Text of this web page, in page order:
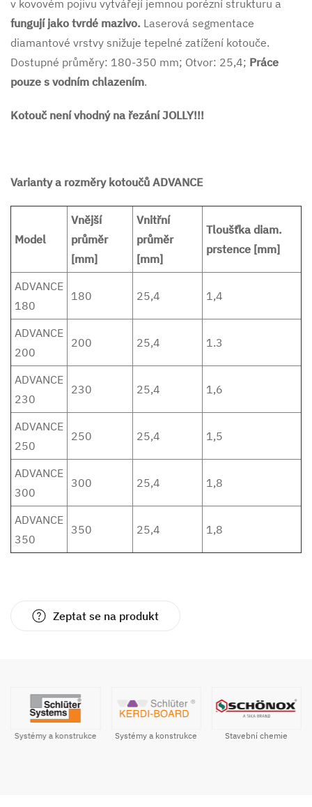
v kovovém pojivu vytvářejí jemnou porézní strukturu a
fungují jako tvrdé mazivo. Laserová segmentace
diamantové vrstvy snižuje tepelné zatížení kotouče.
Dostupné průměry: 180-350 mm; Otvor: 25,4; Práce
pouze s vodním chlazením.
Kotouč není vhodný na řezání JOLLY!!!
Varianty a rozměry kotoučů ADVANCE
Model
Vnější
průměr
[mm]
Vnitřní
průměr
[mm]
Tloušťka diam.
prstence [mm]
ADVANCE
180
180 25,4 1,4
ADVANCE
200
200 25,4 1.3
ADVANCE
230
230 25,4 1,6
ADVANCE
250
250 25,4 1,5
ADVANCE
300
300 25,4 1,8
ADVANCE
350
350 25,4 1,8
Zeptat se na produkt
Systémy a konstrukce Systémy a konstrukce Stavební chemie